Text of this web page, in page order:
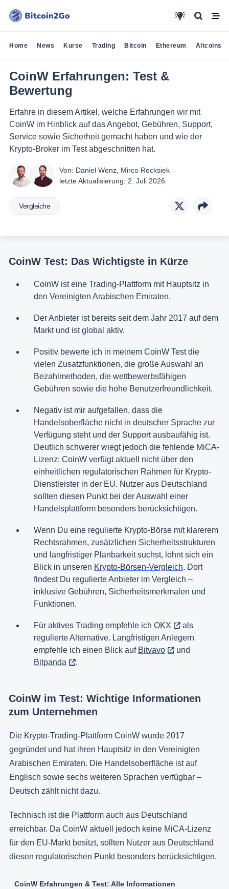
Home News Kurse Trading Bitcoin Ethereum Altcoins
CoinW Erfahrungen: Test &
Bewertung
Erfahre in diesem Artikel, welche Erfahrungen wir mit
CoinW im Hinblick auf das Angebot, Gebühren, Support,
Service sowie Sicherheit gemacht haben und wie der
Krypto-Broker im Test abgeschnitten hat.
Von: Daniel Wenz Mirco Recksiek
letzte Aktualisierung: 2. Juli 2026
Vergleiche
CoinW Test: Das Wichtigste in Kürze
CoinW ist eine Trading-Plattform mit Hauptsitz in
den Vereinigten Arabischen Emiraten.
Der Anbieter ist bereits seit dem Jahr 2017 auf dem
Markt und ist global aktiv.
Positiv bewerte ich in meinem CoinW Test die
vielen Zusatzfunktionen, die große Auswahl an
Bezahlmethoden, die wettbewerbsfähigen
Gebühren sowie die hohe Benutzerfreundlichkeit.
Negativ ist mir aufgefallen, dass die
Handelsoberfläche nicht in deutscher Sprache zur
Verfügung steht und der Support ausbaufähig ist.
Deutlich schwerer wiegt jedoch die fehlende MiCA-
Lizenz: CoinW verfügt aktuell nicht über den
einheitlichen regulatorischen Rahmen für Krypto-
Dienstleister in der EU. Nutzer aus Deutschland
sollten diesen Punkt bei der Auswahl einer
Handelsplattform besonders berücksichtigen.
Wenn Du eine regulierte Krypto-Börse mit klarerem
Rechtsrahmen, zusätzlichen Sicherheitsstrukturen
und langfristiger Planbarkeit suchst, lohnt sich ein
Blick in unseren Krypto-Börsen-Vergleich. Dort
findest Du regulierte Anbieter im Vergleich –
inklusive Gebühren, Sicherheitsmerkmalen und
Funktionen.
Für aktives Trading empfehle ich OKX
als
regulierte Alternative. Langfristigen Anlegern
empfehle ich einen Blick auf Bitvavo
und
Bitpanda
.
CoinW im Test: Wichtige Informationen
zum Unternehmen
Die Krypto-Trading-Plattform CoinW wurde 2017
gegründet und hat ihren Hauptsitz in den Vereinigten
Arabischen Emiraten. Die Handelsoberfläche ist auf
Englisch sowie sechs weiteren Sprachen verfügbar –
Deutsch zählt nicht dazu.
Technisch ist die Plattform auch aus Deutschland
erreichbar. Da CoinW aktuell jedoch keine MiCA-Lizenz
für den EU-Markt besitzt, sollten Nutzer aus Deutschland
diesen regulatorischen Punkt besonders berücksichtigen.
CoinW Erfahrungen & Test: Alle Informationen